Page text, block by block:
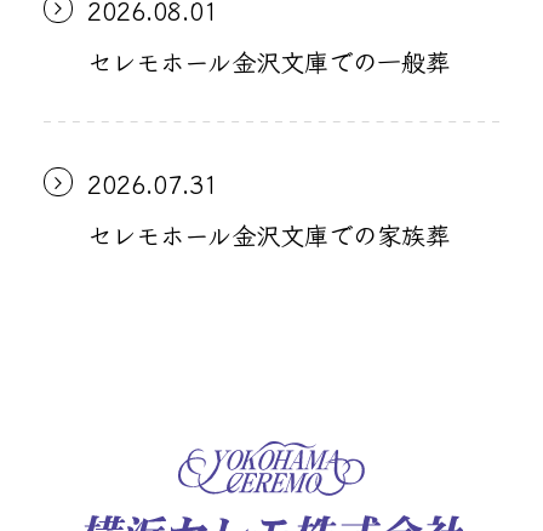
2026.08.01
セレモホール金沢文庫での一般葬
2026.07.31
セレモホール金沢文庫での家族葬